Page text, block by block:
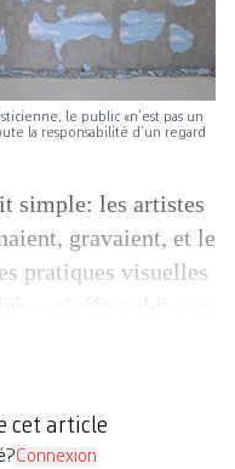
le public «n’est pas un
la responsabilité d’un regard
simple: les artistes
gravaient, et le
pratiques visuelles
s’approprier les […]
cet article
Connexion